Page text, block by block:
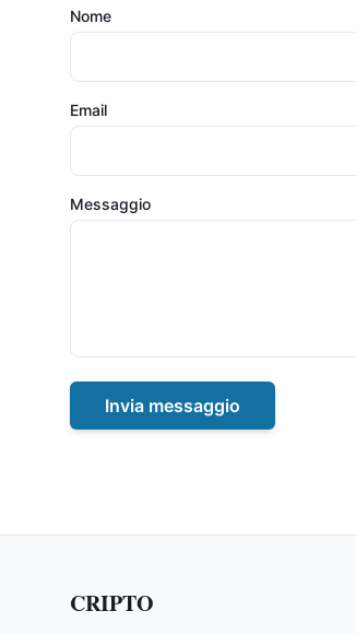
Nome
Email
Messaggio
Invia messaggio
CRIPTO